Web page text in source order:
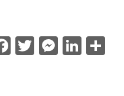
Facebook
Twitter